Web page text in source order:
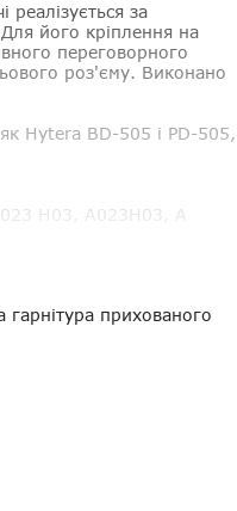
за
його кріплення на
переговорного
роз'єму. Виконано
Hytera BD-505 і PD-505,
H03, A023H03, A
гарнітура прихованого